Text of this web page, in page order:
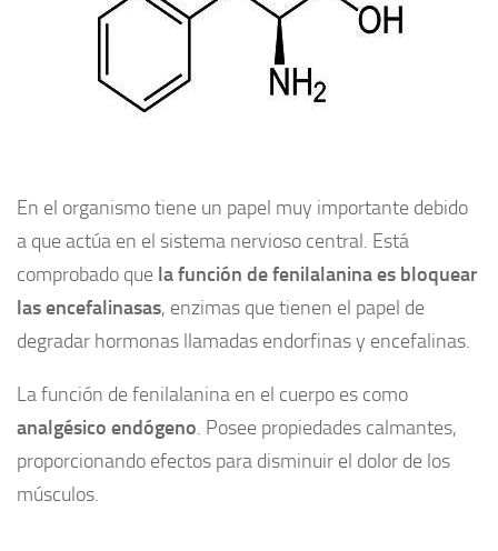
En el organismo tiene un papel muy importante debido
a que actúa en el sistema nervioso central. Está
comprobado que la función de fenilalanina es bloquear
las encefalinasas, enzimas que tienen el papel de
degradar hormonas llamadas endorfinas y encefalinas.
La función de fenilalanina en el cuerpo es como
analgésico endógeno. Posee propiedades calmantes,
proporcionando efectos para disminuir el dolor de los
músculos.